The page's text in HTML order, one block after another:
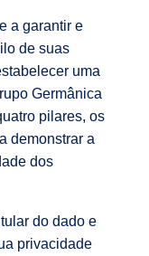
a garantir e
de suas
uma
Germânica
pilares, os
demonstrar a
dos
do dado e
privacidade